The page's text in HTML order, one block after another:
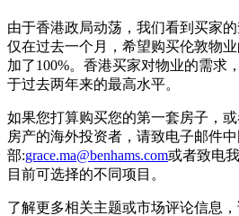
由于香港政局动荡，我们看到买家
仅在过去一个月，希望购买伦敦物
加了100%。香港买家对物业的需求
于过去两年来的最高水平。
如果您打算购买您的第一套房子，
房产的海外投资者，请致电子邮件
部:grace.ma@benhams.com或者致电
目前可选择的不同项目。
了解更多相关主题或市场评论信息